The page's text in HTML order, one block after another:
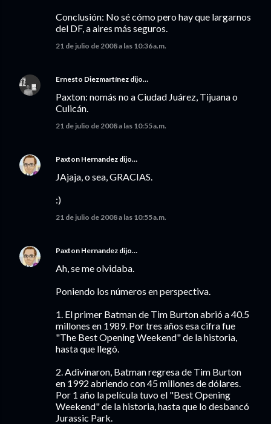
Conclusión: No sé cómo pero hay que largarnos
del DF, a aires más seguros.
21 de julio de 2008 a las 10:36 a.m.
Ernesto Diezmartínez dijo…
Paxton: nomás no a Ciudad Juárez, Tijuana o
Culicán.
21 de julio de 2008 a las 10:55 a.m.
Paxton Hernandez dijo…
JAjaja, o sea, GRACIAS.
:)
21 de julio de 2008 a las 10:55 a.m.
Paxton Hernandez dijo…
Ah, se me olvidaba.
Poniendo los números en perspectiva.
1. El primer Batman de Tim Burton abrió a 40.5
millones en 1989. Por tres años esa cifra fue
"The Best Opening Weekend" de la historia,
hasta que llegó.
2. Adivinaron, Batman regresa de Tim Burton
en 1992 abriendo con 45 millones de dólares.
Por 1 año la película tuvo el "Best Opening
Weekend" de la historia, hasta que lo desbancó
Jurassic Park.